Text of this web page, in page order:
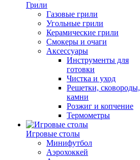
Грили
Газовые грили
Угольные грили
Керамические грили
Смокеры и очаги
Аксессуары
Инструменты для
готовки
Чистка и уход
Решетки, сковороды,
камни
Розжиг и копчение
Термометры
Игровые столы
Минифутбол
Аэрохоккей